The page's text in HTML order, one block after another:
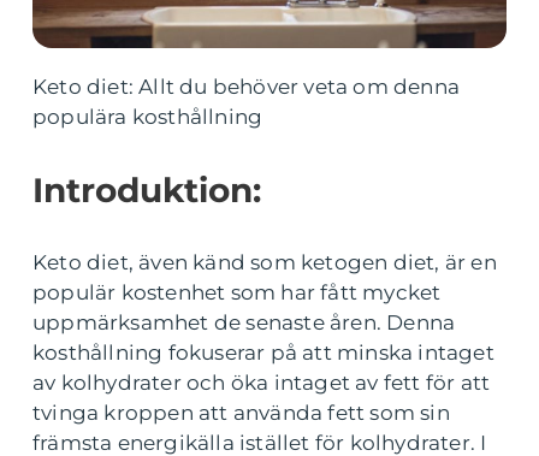
Keto diet: Allt du behöver veta om denna
populära kosthållning
Introduktion:
Keto diet, även känd som ketogen diet, är en
populär kostenhet som har fått mycket
uppmärksamhet de senaste åren. Denna
kosthållning fokuserar på att minska intaget
av kolhydrater och öka intaget av fett för att
tvinga kroppen att använda fett som sin
främsta energikälla istället för kolhydrater. I